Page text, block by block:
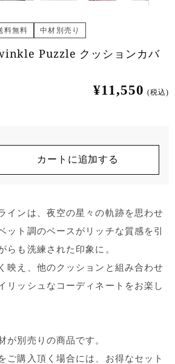
料無料 中材別売り
Puzzle クッションカバ
¥11,550 (税込)
カートに追加する
インは、夜空の星々の軌跡を思わせ
ット調のベースがリッチな質感を引
らも洗練された印象に。
映え、他のクッションと組み合わせ
リッシュなコーディネートをお楽し
別売りの商品です。
ご購入頂く場合には、お得なセット